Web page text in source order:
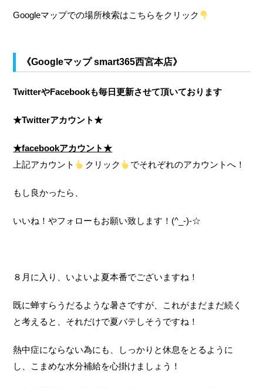
Googleマップでの場所検索はこちらをクリック
《Googleマップ smart365西宮本店》
TwitterやFacebookも毎日更新させて頂いております
★Twitterアカウント★
★facebookアカウント★
上記アカウント
クリック でそれぞれのアカウントへ！
もし良かったら、
いいね！やフォローもお願い致します！(^_-)-☆
８月に入り、いよいよ夏本番でございますね！
既に蝉すらうだるような暑さですが、これがまだまだ続く
と考えると、それだけで夏バテしそうですね！
熱中症にならない為にも、しっかりと休息をとるように
し、こまめな水分補給を心掛けましょう！